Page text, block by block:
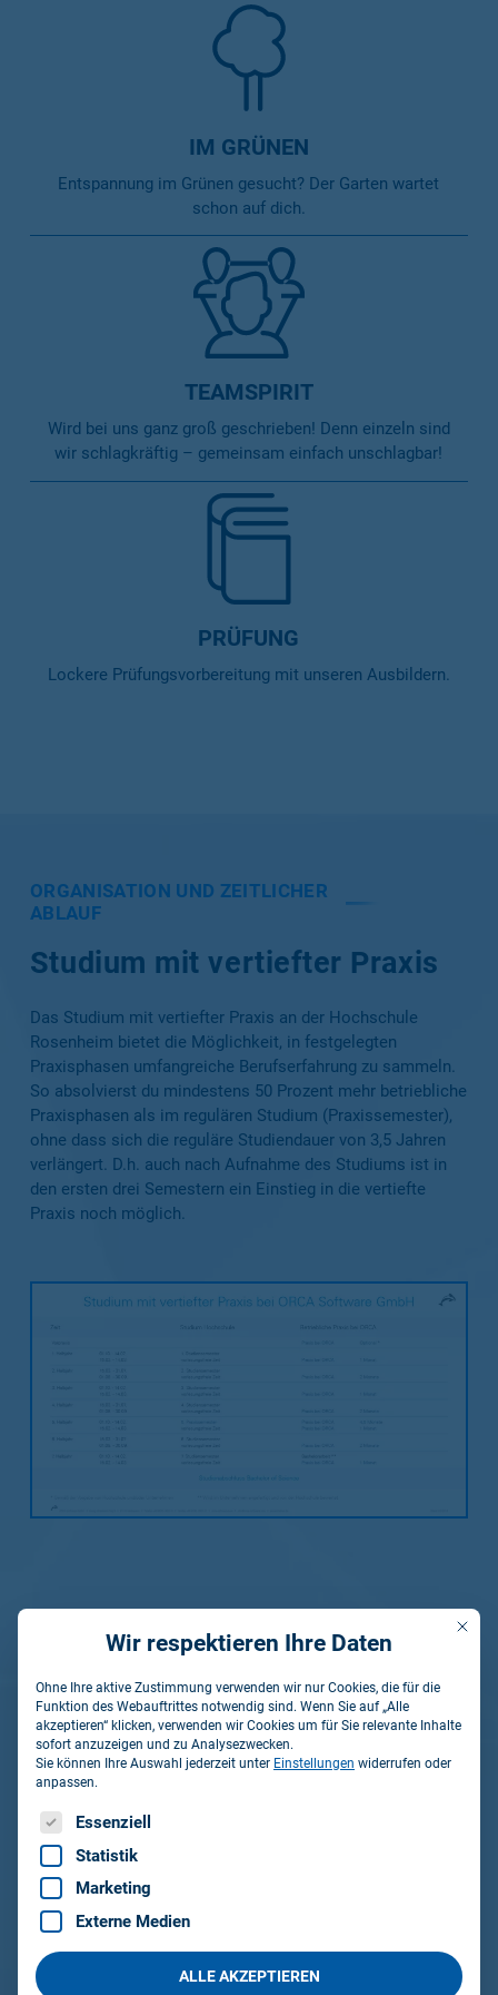
IM GRÜNEN
Entspannung im Grünen gesucht? Der Garten wartet
schon auf dich.
TEAMSPIRIT
Wird bei uns ganz groß geschrieben! Denn einzeln sind
wir schlagkräftig – gemeinsam einfach unschlagbar!
PRÜFUNG
Lockere Prüfungsvorbereitung mit unseren Ausbildern.
ORGANISATION UND ZEITLICHER
ABLAUF
Studium mit vertiefter Praxis
Das Studium mit vertiefter Praxis an der Hochschule
Rosenheim bietet die Möglichkeit, in festgelegten
Praxisphasen umfangreiche Berufserfahrung zu sammeln.
So absolvierst du mindestens 50 Prozent mehr betriebliche
Praxisphasen als im regulären Studium (Praxissemester),
ohne dass sich die reguläre Studiendauer von 3,5 Jahren
verlängert. D.h. auch nach Aufnahme des Studiums ist in
den ersten drei Semestern ein Einstieg in die vertiefte
Praxis noch möglich.
14,5 Monate
Mit
Wir respektieren Ihre Daten
Ohne Ihre aktive Zustimmung verwenden wir nur Cookies, die für die
Funktion des Webauftrittes notwendig sind. Wenn Sie auf „Alle
akzeptieren“ klicken, verwenden wir Cookies um für Sie relevante Inhalte
sofort anzuzeigen und zu Analysezwecken.
Sie können Ihre Auswahl jederzeit unter Einstellungen widerrufen oder
anpassen.
Es folgt eine Liste der Service-Gruppen, für die eine
Essenziell
Statistik
Marketing
Externe Medien
ALLE AKZEPTIEREN